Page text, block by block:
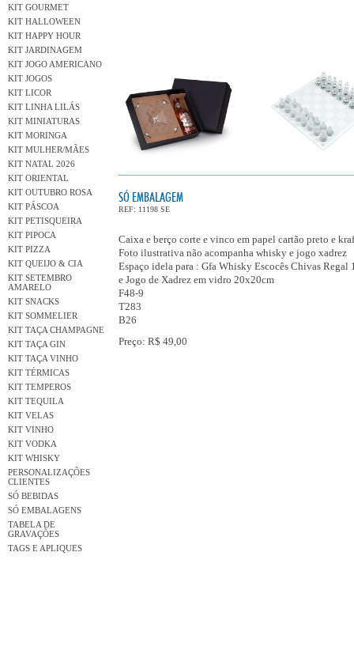
KIT GOURMET
KIT HALLOWEEN
KIT HAPPY HOUR
KIT JARDINAGEM
KIT JOGO AMERICANO
KIT JOGOS
KIT LICOR
KIT LINHA LILÁS
KIT MINIATURAS
KIT MORINGA
KIT MULHER/MÃES
KIT NATAL 2026
KIT ORIENTAL
KIT OUTUBRO ROSA
KIT PÁSCOA
KIT PETISQUEIRA
KIT PIPOCA
KIT PIZZA
KIT QUEIJO & CIA
KIT SETEMBRO
AMARELO
KIT SNACKS
KIT SOMMELIER
KIT TAÇA CHAMPAGNE
KIT TAÇA GIN
KIT TAÇA VINHO
KIT TÉRMICAS
KIT TEMPEROS
KIT TEQUILA
KIT VELAS
KIT VINHO
KIT VODKA
KIT WHISKY
PERSONALIZAÇÕES
CLIENTES
SÓ BEBIDAS
SÓ EMBALAGENS
TABELA DE
GRAVAÇÕES
TAGS E APLIQUES
SÓ EMBALAGEM
REF: 11198 SE
Caixa e berço corte e vinco em papel cartão preto e
Foto ilustrativa não acompanha whisky e jogo xadrez
Espaço idela para : Gfa Whisky Escocês Chivas Regal
e Jogo de Xadrez em vidro 20x20cm
F48-9
T283
B26
Preço: R$ 49,00